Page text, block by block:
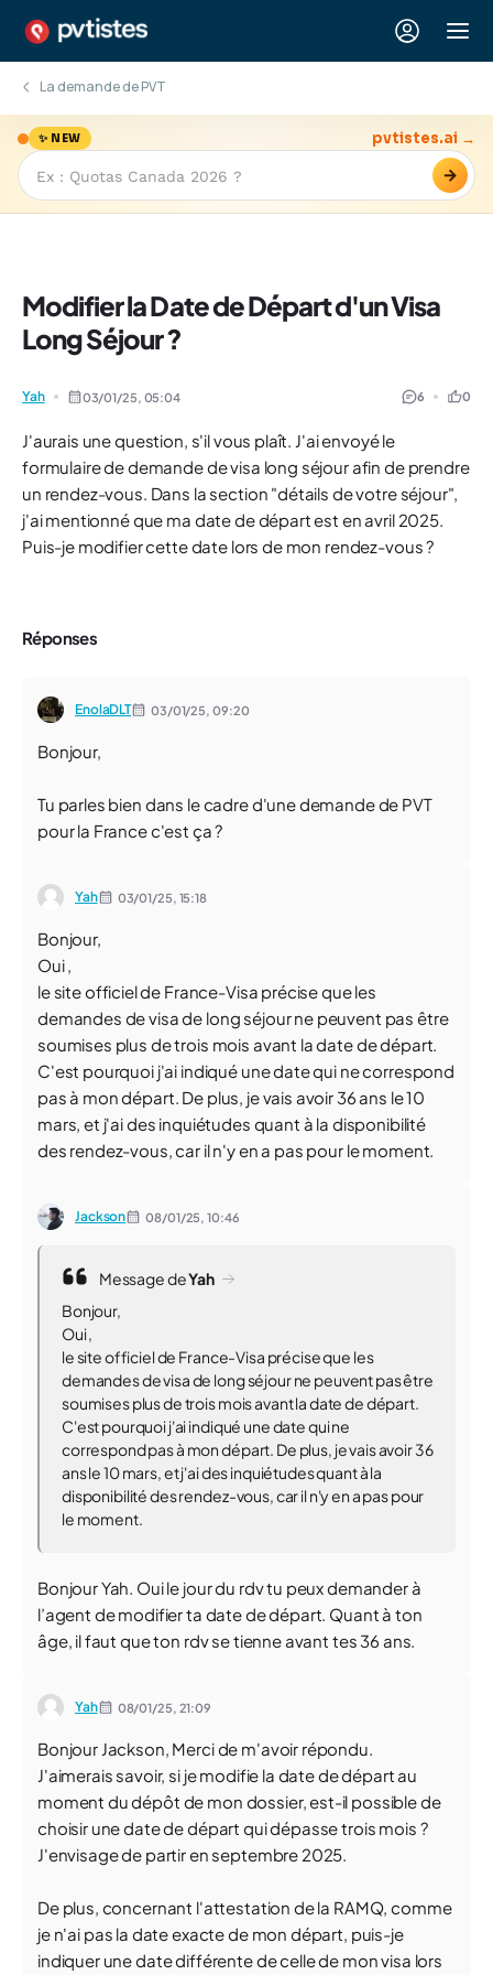
La demande de PVT
✨ NEW
→
pvtistes.ai →
Modifier la Date de Départ d'un Visa
Long Séjour ?
Yah 03/01/25, 05:04 6 0
J'aurais une question, s'il vous plaît. J'ai envoyé le
formulaire de demande de visa long séjour afin de prendre
un rendez-vous. Dans la section "détails de votre séjour",
j'ai mentionné que ma date de départ est en avril 2025.
Puis-je modifier cette date lors de mon rendez-vous ?
Réponses
EnolaDLT 03/01/25, 09:20
Bonjour,
Tu parles bien dans le cadre d'une demande de PVT
pour la France c'est ça ?
Yah 03/01/25, 15:18
Bonjour,
Oui ,
le site officiel de France-Visa précise que les
demandes de visa de long séjour ne peuvent pas être
soumises plus de trois mois avant la date de départ.
C'est pourquoi j'ai indiqué une date qui ne correspond
pas à mon départ. De plus, je vais avoir 36 ans le 10
mars, et j'ai des inquiétudes quant à la disponibilité
des rendez-vous, car il n'y en a pas pour le moment.
Jackson 08/01/25,10:46
Message deYah
Bonjour,
Oui ,
le site officiel de France-Visa précise que les
demandes de visa de long séjour ne peuvent pas être
soumises plus de trois mois avant la date de départ.
C'est pourquoi j'ai indiqué une date qui ne
correspond pas à mon départ. De plus, je vais avoir 36
ans le 10 mars, et j'ai des inquiétudes quant à la
disponibilité des rendez-vous, car il n'y en a pas pour
le moment.
Bonjour Yah. Oui le jour du rdv tu peux demander à
l’agent de modifier ta date de départ. Quant à ton
âge, il faut que ton rdv se tienne avant tes 36 ans.
Yah 08/01/25, 21:09
Bonjour Jackson, Merci de m'avoir répondu.
J'aimerais savoir, si je modifie la date de départ au
moment du dépôt de mon dossier, est-il possible de
choisir une date de départ qui dépasse trois mois ?
J'envisage de partir en septembre 2025.
De plus, concernant l'attestation de la RAMQ, comme
je n'ai pas la date exacte de mon départ, puis-je
indiquer une date différente de celle de mon visa lors